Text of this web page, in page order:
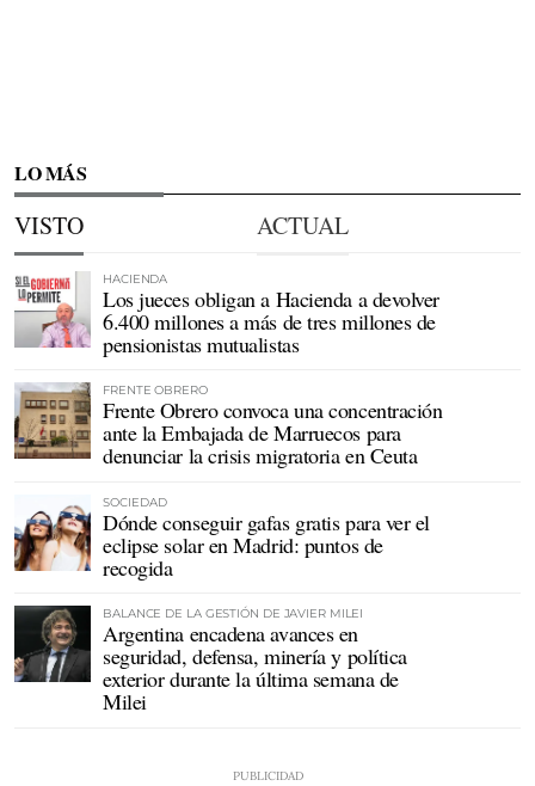
LO MÁS
VISTO ACTUAL
HACIENDA
Los jueces obligan a Hacienda a devolver
6.400 millones a más de tres millones de
pensionistas mutualistas
FRENTE OBRERO
Frente Obrero convoca una concentración
ante la Embajada de Marruecos para
denunciar la crisis migratoria en Ceuta
SOCIEDAD
Dónde conseguir gafas gratis para ver el
eclipse solar en Madrid: puntos de
recogida
BALANCE DE LA GESTIÓN DE JAVIER MILEI
Argentina encadena avances en
seguridad, defensa, minería y política
exterior durante la última semana de
Milei